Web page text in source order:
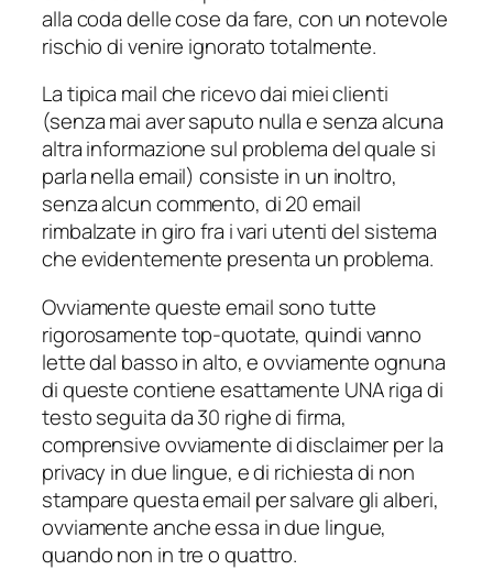
alla coda delle cose da fare, con un notevole
rischio di venire ignorato totalmente.
La tipica mail che ricevo dai miei clienti
(senza mai aver saputo nulla e senza alcuna
altra informazione sul problema del quale si
parla nella email) consiste in un inoltro,
senza alcun commento, di 20 email
rimbalzate in giro fra i vari utenti del sistema
che evidentemente presenta un problema.
Ovviamente queste email sono tutte
rigorosamente top-quotate, quindi vanno
lette dal basso in alto, e ovviamente ognuna
di queste contiene esattamente UNA riga di
testo seguita da 30 righe di firma,
comprensive ovviamente di disclaimer per la
privacy in due lingue, e di richiesta di non
stampare questa email per salvare gli alberi,
ovviamente anche essa in due lingue,
quando non in tre o quattro.